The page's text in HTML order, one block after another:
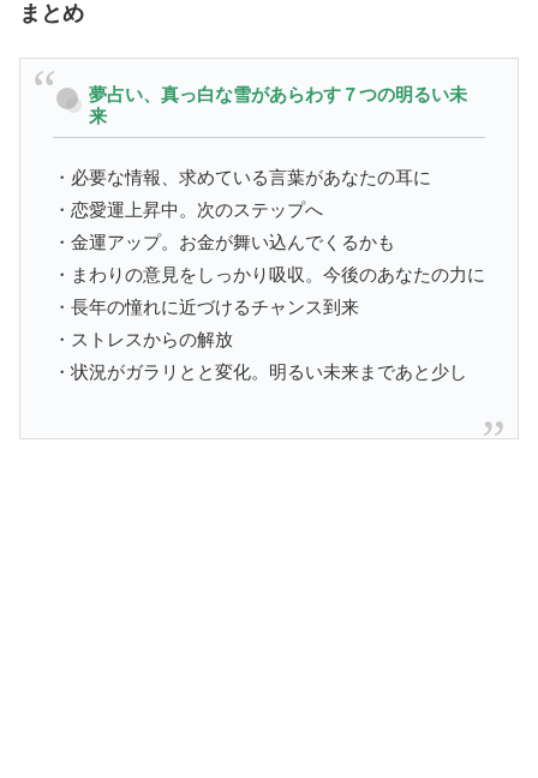
まとめ
夢占い、真っ白な雪があらわす７つの明るい未
来
・必要な情報、求めている言葉があなたの耳に
・恋愛運上昇中。次のステップへ
・金運アップ。お金が舞い込んでくるかも
・まわりの意見をしっかり吸収。今後のあなたの力に
・長年の憧れに近づけるチャンス到来
・ストレスからの解放
・状況がガラリとと変化。明るい未来まであと少し